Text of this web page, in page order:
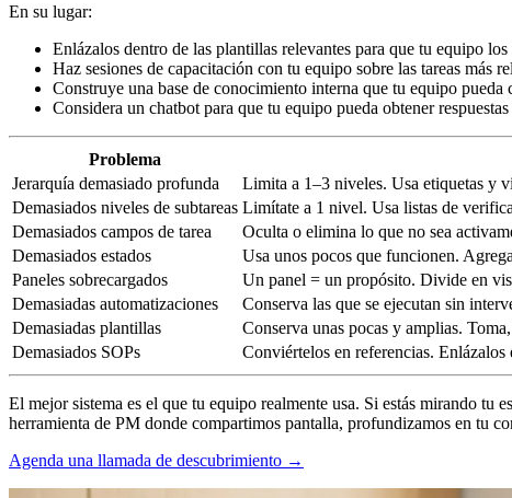
En su lugar:
Enlázalos dentro de las plantillas relevantes para que tu equipo
Haz sesiones de capacitación con tu equipo sobre las tareas más
Construye una base de conocimiento interna que tu equipo pueda
Considera un chatbot para que tu equipo pueda obtener
Problema
Jerarquía demasiado profunda
Limita a 1–3 niveles. Usa etiquetas y
Demasiados niveles de subtareas Limítate a 1 nivel. Usa listas de
Demasiados campos de tarea
Oculta o elimina lo que no sea
Demasiados estados
Usa unos pocos que funcionen.
Paneles sobrecargados
Un panel = un propósito. Divide en
Demasiadas automatizaciones
Conserva las que se ejecutan sin
Demasiadas plantillas
Conserva unas pocas y amplias.
Demasiados SOPs
Conviértelos en referencias.
El mejor sistema es el que tu equipo realmente usa. Si estás mirando tu
herramienta de PM donde compartimos pantalla, profundizamos en tu
Agenda una llamada de descubrimiento →